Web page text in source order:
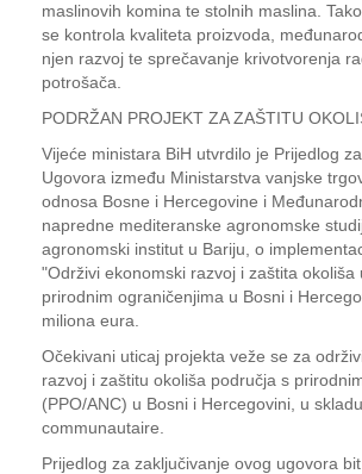
maslinovih komina te stolnih maslina.
se kontrola kvaliteta proizvoda,
njen razvoj te sprečavanje krivotvorenja
potrošača.
PODRŽAN PROJEKT ZA ZAŠTITU
Vijeće ministara BiH utvrdilo je Prijedlog
Ugovora između Ministarstva vanjske
odnosa Bosne i Hercegovine i
napredne mediteranske agronomske
agronomski institut u Bariju, o
"Održivi ekonomski razvoj i zaštita okoliša
prirodnim ograničenjima u Bosni i
miliona eura.
Očekivani uticaj projekta veže se za
razvoj i zaštitu okoliša područja s
(PPO/ANC) u Bosni i Hercegovini, u
communautaire.
Prijedlog za zaključivanje ovog ugovora